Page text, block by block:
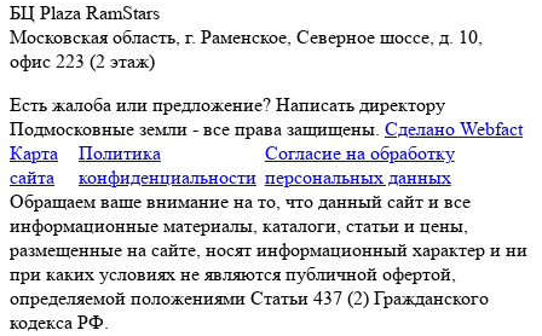
БЦ Plaza RamStars
Московская область, г. Раменское, Северное шоссе, д. 10,
офис 223 (2 этаж)
Есть жалоба или предложение? Написать директору
Подмосковные земли - все права защищены. Сделано Webfact
Карта
сайта
Политика
конфиденциальности
Согласие на обработку
персональных данных
Обращаем ваше внимание на то, что данный сайт и все
информационные материалы, каталоги, статьи и цены,
размещенные на сайте, носят информационный характер и ни
при каких условиях не являются публичной офертой,
определяемой положениями Статьи 437 (2) Гражданского
кодекса РФ.